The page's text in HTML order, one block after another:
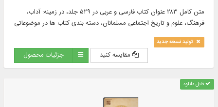
متن کامل ۲۸۳ عنوان کتاب فارسی و عربی در ۵۲۹ جلد، در زمینه: آداب،
فرهنگ، علوم و تاریخ اجتماعی مسلمانان، دسته بندی کتاب ها در موضوعاتی
همچون: دبیری، کتابت، امثال، امالی، حکایات و سیاست نامه و ...
تولید نسخه جدید
مقایسه کنید جزئیات محصول
قابل دانلود